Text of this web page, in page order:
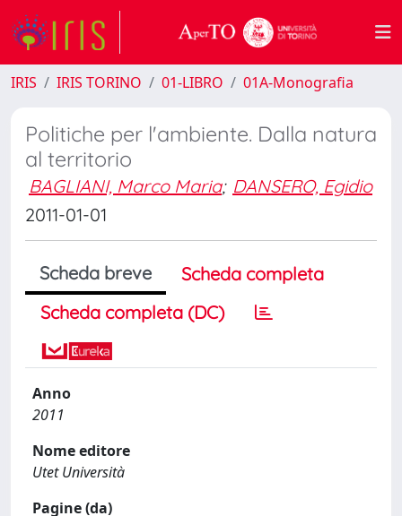
IRIS IRIS TORINO 01-LIBRO 01A-Monografia
Politiche per l'ambiente. Dalla natura
al territorio
BAGLIANI, Marco Maria; DANSERO, Egidio
2011-01-01
Scheda breve
Scheda completa
Scheda completa (DC)
Anno
2011
Nome editore
Utet Università
Pagine (da)